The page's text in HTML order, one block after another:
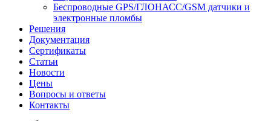
Беспроводные GPS/ГЛОНАСС/GSM датчики и
электронные пломбы
Решения
Документация
Сертификаты
Статьи
Новости
Цены
Вопросы и ответы
Контакты